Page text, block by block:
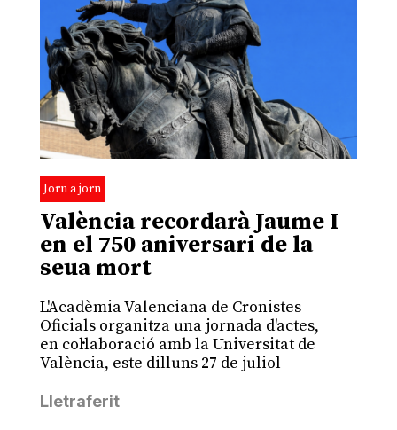
Jorn a jorn
València recordarà Jaume I
en el 750 aniversari de la
seua mort
L'Acadèmia Valenciana de Cronistes
Oficials organitza una jornada d'actes,
en col·laboració amb la Universitat de
València, este dilluns 27 de juliol
Lletraferit